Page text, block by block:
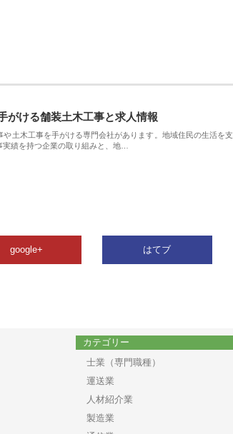
がける舗装土木工事と求人情報
土木工事を手がける専門会社があります。地域住民の生活を支
績を持つ企業の取り組みと、地…
google+ はてブ
カテゴリー
士業（専門職種）
運送業
人材紹介業
製造業